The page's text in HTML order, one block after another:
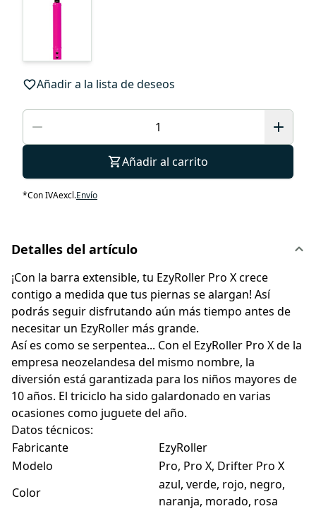
Añadir a la lista de deseos
Añadir al carrito
*Con IVAexcl.Envío
Detalles del artículo
¡Con la barra extensible, tu EzyRoller Pro X crece
contigo a medida que tus piernas se alargan! Así
podrás seguir disfrutando aún más tiempo antes de
necesitar un EzyRoller más grande.
Así es como se serpentea... Con el EzyRoller Pro X de la
empresa neozelandesa del mismo nombre, la
diversión está garantizada para los niños mayores de
10 años. El triciclo ha sido galardonado en varias
ocasiones como juguete del año.
Datos técnicos:
Fabricante
EzyRoller
Modelo
Pro, Pro X, Drifter Pro X
Color
azul, verde, rojo, negro,
naranja, morado, rosa